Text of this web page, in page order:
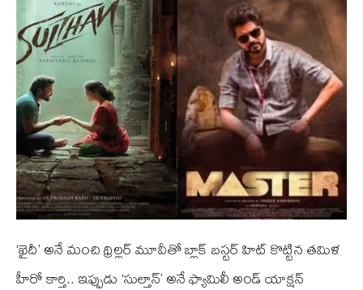
‘ఖైదీ’ అనే మంచి థ్రిల్లర్‌ మూవీతో బ్లాక్ బస్టర్ హిట్ కొట్టిన తమిళ
హీరో కార్తి.. ఇప్పుడు ‘సుల్తాన్’ అనే ఫ్యామిలీ అండ్ యాక్షన్